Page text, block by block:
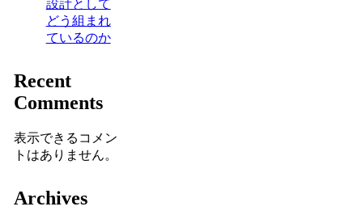
設計として
どう組まれ
ているのか
Recent
Comments
表示できるコメン
トはありません。
Archives